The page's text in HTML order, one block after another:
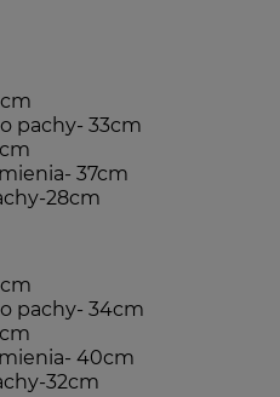
pachy- 33cm
37cm
28cm
pachy- 34cm
40cm
32cm